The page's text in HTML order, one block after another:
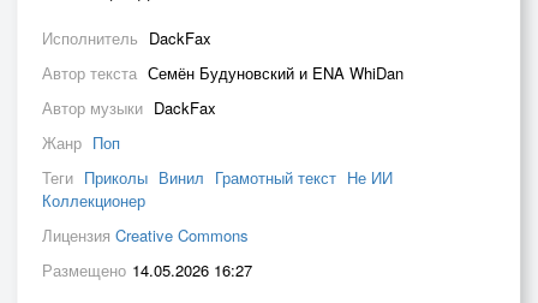
Исполнитель DackFax
Автор текста Семён Будуновский и ENA WhiDan
Автор музыки DackFax
Жанр Поп
Теги Приколы Винил Грамотный текст Не ИИ
Коллекционер
Лицензия Creative Commons
Размещено 14.05.2026 16:27